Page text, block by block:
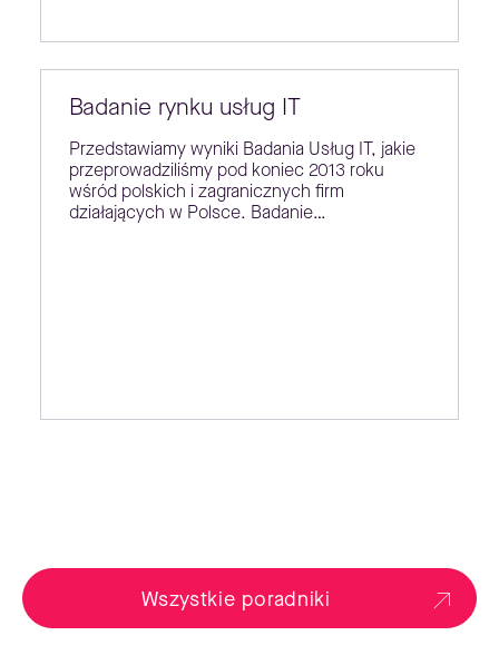
Badanie rynku usług IT
Przedstawiamy wyniki Badania Usług IT, jakie
przeprowadziliśmy pod koniec 2013 roku
wśród polskich i zagranicznych firm
działających w Polsce. Badanie…
Wszystkie poradniki